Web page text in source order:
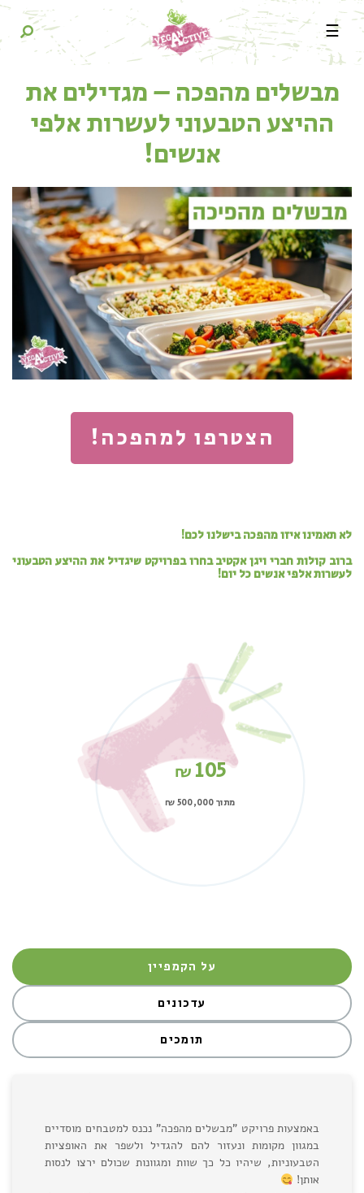
☰
מבשלים מהפכה – מגדילים את
ההיצע הטבעוני לעשרות אלפי
אנשים!
הצטרפו למהפכה!
לא תאמינו איזו מהפכה בישלנו לכם!
ברוב קולות חברי ויגן אקטיב בחרו בפרויקט שיגדיל את ההיצע הטבעוני
לעשרות אלפי אנשים כל יום!
105
₪
מתוך 500,000 ₪
על הקמפיין
עדכונים
תומכים
באמצעות פרויקט "מבשלים מהפכה" נכנס למטבחים מוסדיים
במגוון מקומות ונעזור להם להגדיל ולשפר את האופציות
הטבעוניות, שיהיו כל כך שוות ומגוונות שכולם ירצו לנסות
אותן!